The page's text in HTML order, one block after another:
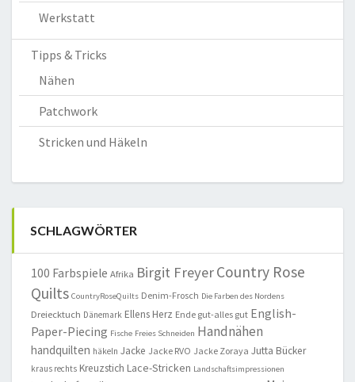
Werkstatt
Tipps & Tricks
Nähen
Patchwork
Stricken und Häkeln
SCHLAGWÖRTER
100 Farbspiele Afrika Birgit FreyerCountry Rose
Quilts CountryRoseQuilts Denim-Frosch Die Farben des Nordens
Dreiecktuch Dänemark Ellens Herz Ende gut-alles gut English-
Paper-Piecing Fische Freies Schneiden Handnähen
handquilten häkeln Jacke Jacke RVO Jacke Zoraya Jutta Bücker
kraus rechts Kreuzstich Lace-Stricken Landschaftsimpressionen